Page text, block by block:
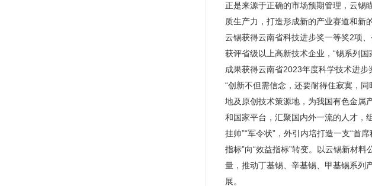
正是来源于正确的市场预期管理，云锡
质生产力，打造形成新的产业赛道和新
云锡获得云南省科技进步奖一等奖2项
获评省级以上高新技术企业，“锡系列
成果获得云南省2023年度科学技术进步
“创新不但需信念，还要耐得住寂寞，
地及原创技术策源地，为我国有色金属
和国家平台，汇聚国内外一流的人才，
挂帅”“军令状”，外引内培打造一支“首
指标”向“效益指标”转变。以云锡新材
量，推动丁基锡、辛基锡、甲基锡系列
展。